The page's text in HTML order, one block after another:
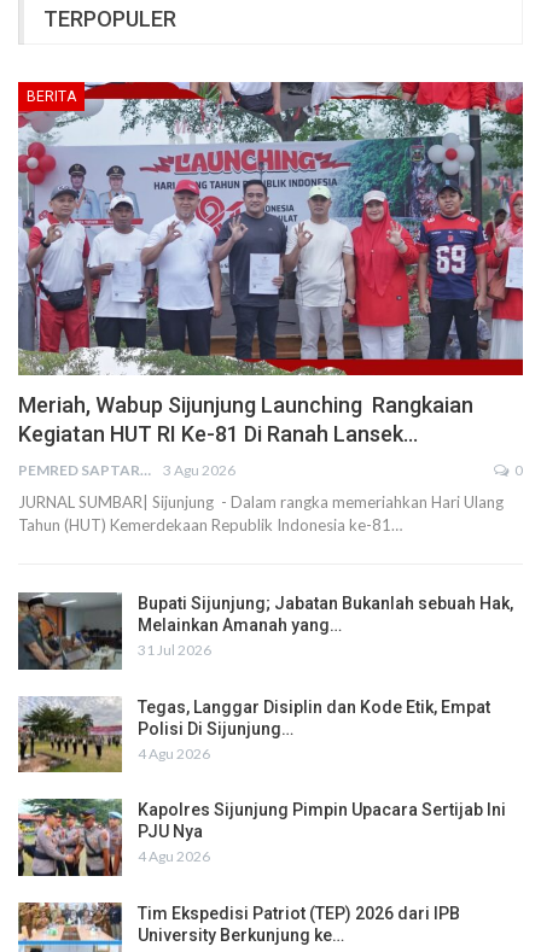
TERPOPULER
BERITA
Meriah, Wabup Sijunjung Launching Rangkaian
Kegiatan HUT RI Ke-81 Di Ranah Lansek…
PEMRED SAPTARIUS 3 Agu 2026 0
JURNAL SUMBAR| Sijunjung - Dalam rangka memeriahkan Hari Ulang
Tahun (HUT) Kemerdekaan Republik Indonesia ke-81…
Bupati Sijunjung; Jabatan Bukanlah sebuah Hak,
Melainkan Amanah yang…
31 Jul 2026
Tegas, Langgar Disiplin dan Kode Etik, Empat
Polisi Di Sijunjung…
4 Agu 2026
Kapolres Sijunjung Pimpin Upacara Sertijab Ini
PJU Nya
4 Agu 2026
Tim Ekspedisi Patriot (TEP) 2026 dari IPB
University Berkunjung ke…